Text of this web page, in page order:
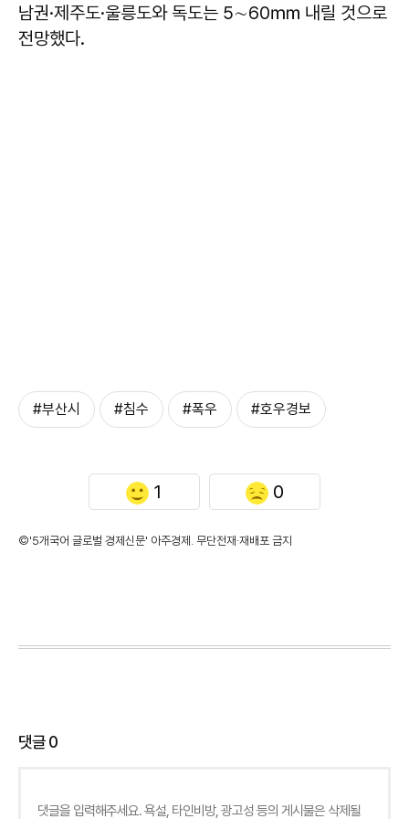
남권·제주도·울릉도와 독도는 5∼60㎜ 내릴 것으로
전망했다.
#부산시 #침수 #폭우 #호우경보
1 0
©'5개국어 글로벌 경제신문' 아주경제. 무단전재·재배포 금지
댓글0